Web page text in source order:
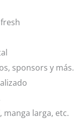
sponsors y más.
manga larga, etc.